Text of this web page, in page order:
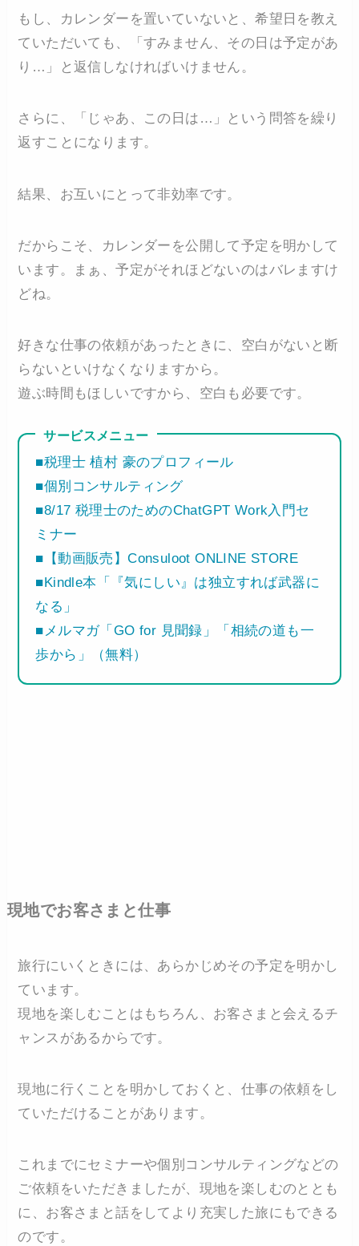
もし、カレンダーを置いていないと、希望日を教え
ていただいても、「すみません、その日は予定があ
り…」と返信しなければいけません。
さらに、「じゃあ、この日は…」という問答を繰り
返すことになります。
結果、お互いにとって非効率です。
だからこそ、カレンダーを公開して予定を明かして
います。まぁ、予定がそれほどないのはバレますけ
どね。
好きな仕事の依頼があったときに、空白がないと断
らないといけなくなりますから。
遊ぶ時間もほしいですから、空白も必要です。
サービスメニュー
■税理士 植村 豪のプロフィール
■個別コンサルティング
■8/17 税理士のためのChatGPT Work入門セ
ミナー
■【動画販売】Consuloot ONLINE STORE
■Kindle本「『気にしい』は独立すれば武器に
なる」
■メルマガ「GO for 見聞録」「相続の道も一
歩から」（無料）
現地でお客さまと仕事
旅行にいくときには、あらかじめその予定を明かし
ています。
現地を楽しむことはもちろん、お客さまと会えるチ
ャンスがあるからです。
現地に行くことを明かしておくと、仕事の依頼をし
ていただけることがあります。
これまでにセミナーや個別コンサルティングなどの
ご依頼をいただきましたが、現地を楽しむのととも
に、お客さまと話をしてより充実した旅にもできる
のです。